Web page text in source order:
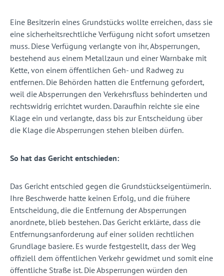
Eine Besitzerin eines Grundstücks wollte erreichen, dass sie
eine sicherheitsrechtliche Verfügung nicht sofort umsetzen
muss. Diese Verfügung verlangte von ihr, Absperrungen,
bestehend aus einem Metallzaun und einer Warnbake mit
Kette, von einem öffentlichen Geh- und Radweg zu
entfernen. Die Behörden hatten die Entfernung gefordert,
weil die Absperrungen den Verkehrsfluss behinderten und
rechtswidrig errichtet wurden. Daraufhin reichte sie eine
Klage ein und verlangte, dass bis zur Entscheidung über
die Klage die Absperrungen stehen bleiben dürfen.
So hat das Gericht entschieden:
Das Gericht entschied gegen die Grundstückseigentümerin.
Ihre Beschwerde hatte keinen Erfolg, und die frühere
Entscheidung, die die Entfernung der Absperrungen
anordnete, blieb bestehen. Das Gericht erklärte, dass die
Entfernungsanforderung auf einer soliden rechtlichen
Grundlage basiere. Es wurde festgestellt, dass der Weg
offiziell dem öffentlichen Verkehr gewidmet und somit eine
öffentliche Straße ist. Die Absperrungen würden den